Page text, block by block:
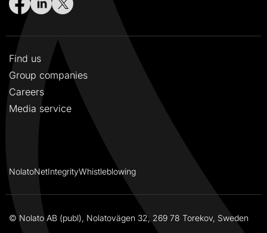
Find us
Group companies
Careers
Media service
NolatoNetIntegrityWhistleblowing
© Nolato AB (publ), Nolatovägen 32, 269 78 Torekov, Sweden